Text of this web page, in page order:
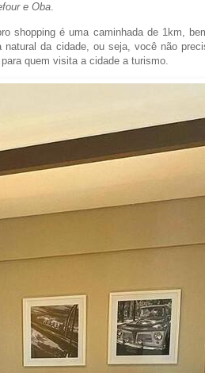
e Oba.
shopping é uma caminhada de 1km,
da cidade, ou seja, você não
quem visita a cidade a turismo.